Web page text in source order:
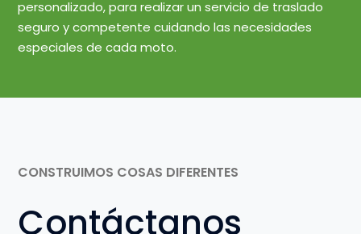
personalizado, para realizar un servicio de traslado
seguro y competente cuidando las necesidades
especiales de cada moto.
CONSTRUIMOS COSAS DIFERENTES
Contáctanos